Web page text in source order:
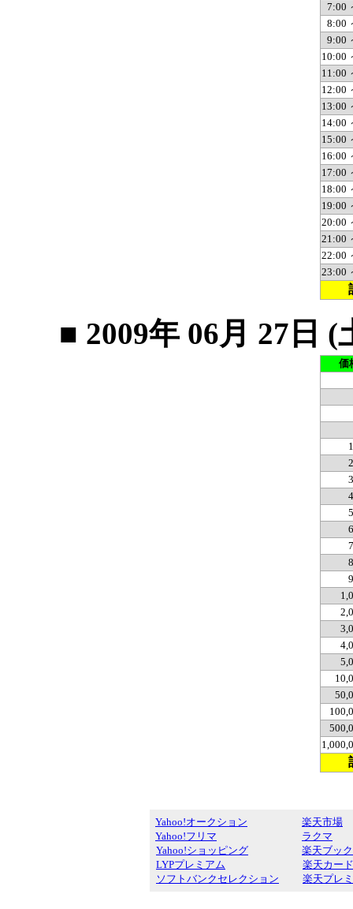
7:00
8:00
9:00
10:00
11:00
12:00
13:00
14:00
15:00
16:00
17:00
18:00
19:00
20:00
21:00
22:00
23:00
■ 2009年 06月 27日
価
Yahoo!オークション
Yahoo!フリマ
Yahoo!ショッピング
LYPプレミアム
ソフトバンクセレクション
楽天市場
ラクマ
楽天ブッ
楽天カード
楽天プレ